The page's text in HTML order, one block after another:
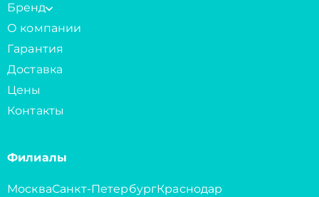
Бренд
О компании
Гарантия
Доставка
Цены
Контакты
Филиалы
МоскваСанкт-ПетербургКраснодар